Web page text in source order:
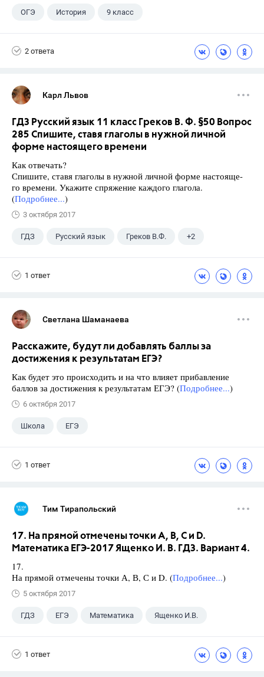
ОГЭ История 9 класс
2 ответа
Карл Львов
ГДЗ Русский язык 11 класс Греков В. Ф. §50 Вопрос
285 Спишите, ставя глаголы в нужной личной
форме настоящего времени
Как отвечать?
Спишите, ставя глаголы в нужной личной форме настояще-
го времени. Укажите спряжение каждого глагола.
(Подробнее...)
3 октября 2017
ГДЗ Русский язык Греков В.Ф. +2
1 ответ
Светлана Шаманаева
Расскажите, будут ли добавлять баллы за
достижения к результатам ЕГЭ?
Как будет это происходить и на что влияет прибавление
баллов за достижения к результатам ЕГЭ? (Подробнее...)
6 октября 2017
Школа ЕГЭ
1 ответ
Тим Тирапольский
17. На прямой отмечены точки А, В, С и D.
Математика ЕГЭ-2017 Ященко И. В. ГДЗ. Вариант 4.
17.
На прямой отмечены точки А, В, С и D. (Подробнее...)
5 октября 2017
ГДЗ ЕГЭ Математика Ященко И.В.
1 ответ